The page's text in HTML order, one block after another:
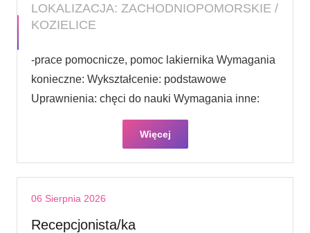
LOKALIZACJA: ZACHODNIOPOMORSKIE /
KOZIELICE
-prace pomocnicze, pomoc lakiernika Wymagania
konieczne: Wykształcenie: podstawowe
Uprawnienia: chęci do nauki Wymagania inne:
Więcej
06 Sierpnia 2026
Recepcjonista/ka